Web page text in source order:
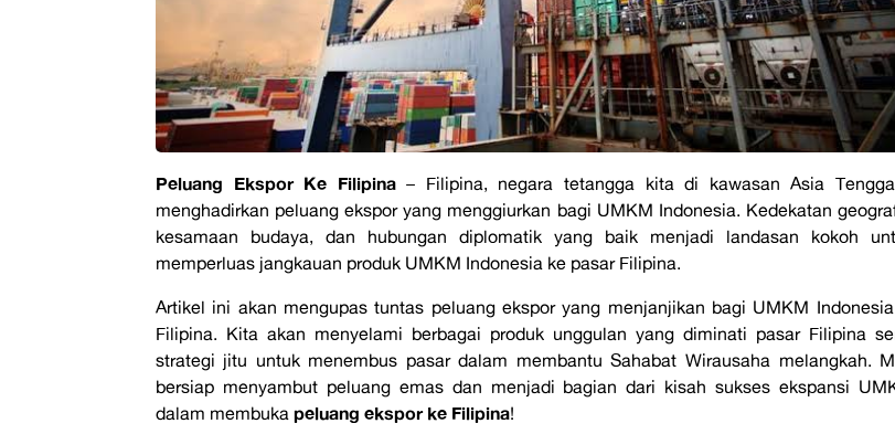
Peluang Ekspor Ke Filipina– Filipina, negara tetangga kita di kawasan Asia
menghadirkan peluang ekspor yang menggiurkan bagi UMKM Indonesia. Kedekatan
kesamaan budaya, dan hubungan diplomatik yang baik menjadi landasan kokoh
memperluas jangkauan produk UMKM Indonesia ke pasar Filipina.
Artikel ini akan mengupas tuntas peluang ekspor yang menjanjikan bagi UMKM
Filipina. Kita akan menyelami berbagai produk unggulan yang diminati pasar Filipina
strategi jitu untuk menembus pasar dalam membantu Sahabat Wirausaha melangkah.
bersiap menyambut peluang emas dan menjadi bagian dari kisah sukses ekspansi
dalam membuka peluang ekspor ke Filipina!